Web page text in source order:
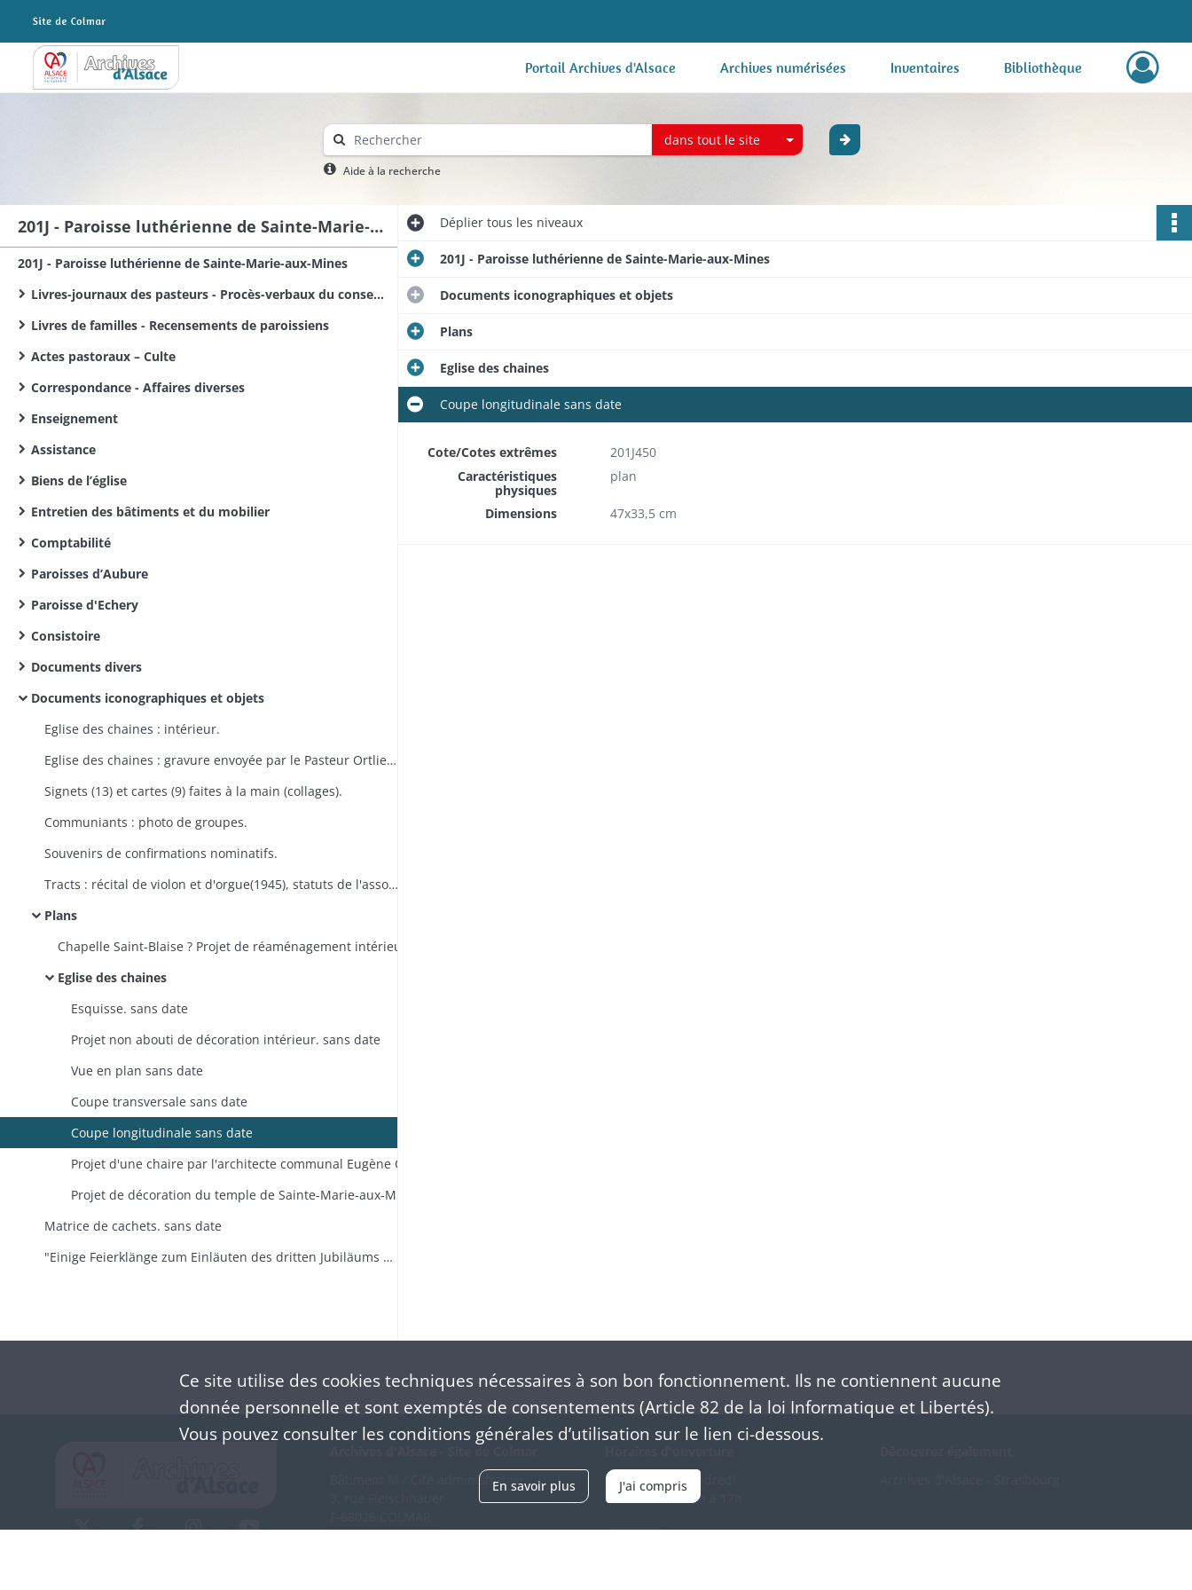
Archives Alsace - Colmar Portail Archives d'Alsace Archives numérisées Inventaires Bibliothèque
dans tout le site
Aide à la recherche
201J - Paroisse luthérienne de Sainte-Marie-aux-Mines
201J - Paroisse luthérienne de Sainte-Marie-aux-Mines
Livres-journaux des pasteurs - Procès-verbaux du conseil presbytéral
Livres de familles - Recensements de paroissiens
Actes pastoraux – Culte
Correspondance - Affaires diverses
Enseignement
Assistance
Biens de l’église
Entretien des bâtiments et du mobilier
Comptabilité
Paroisses d’Aubure
Paroisse d'Echery
Consistoire
Documents divers
Documents iconographiques et objets
Eglise des chaines : intérieur.
Eglise des chaines : gravure envoyée par le Pasteur Ortlieb "dans la 3e année de guerre".
Signets (13) et cartes (9) faites à la main (collages).
Communiants : photo de groupes.
Souvenirs de confirmations nominatifs.
Tracts : récital de violon et d'orgue(1945), statuts de l'association des chœurs d'église protestants d'Alsace et de Lorraine (1925), centenaire de l'inauguration de la paroisse (1946).
Plans
Chapelle Saint-Blaise ? Projet de réaménagement intérieur.
Eglise des chaines
Esquisse. sans date
Projet non abouti de décoration intérieur. sans date
Vue en plan sans date
Coupe transversale sans date
Coupe longitudinale sans date
Matrice de cachets. sans date
"Einige Feierklänge zum Einläuten des dritten Jubiläums der reformirten Kirche von Frankreich"
Dépliertous les niveaux
201J - Paroisse luthérienne de Sainte-Marie-aux-Mines
Documents iconographiques et objets
Plans
Eglise des chaines
Coupe longitudinale sans date
Cote/Cotes extrêmes
201J450
Caractéristiques
physiques
plan
Dimensions 47x33,5 cm
Bâtiment M / Cité administrative
(+33) 3 89 21 97 00
Du mardi au vendredi
en continu de 9h à 17h
Ce site utilise des cookiestechniques nécessaires à son bon fonctionnement. Ils ne contiennent aucune
donnée personnelle et sont exemptés de consentements (Article 82 de la loi Informatique et Libertés).
Vous pouvez consulter les conditions générales d’utilisation sur le lien ci-dessous.
En savoir plus J'ai compris